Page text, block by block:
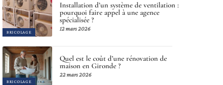
BRICOLAGE
Installation d’un système de ventilation :
pourquoi faire appel à une agence
spécialisée ?
12 mars 2026
BRICOLAGE
Quel est le coût d’une rénovation de
maison en Gironde ?
22 mars 2026